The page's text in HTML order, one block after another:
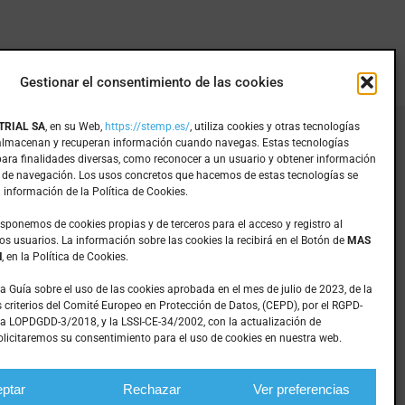
Gestionar el consentimiento de las cookies
SA, en su Web, https://stemp.es/, utiliza cookies y otras tecnologías
y recuperan información cuando navegas. Estas tecnologías
finalidades diversas, como reconocer a un usuario y obtener información
navegación. Los usos concretos que hacemos de estas tecnologías se
información de la Política de Cookies.
de cookies propias y de terceros para el acceso y registro al
usuarios. La información sobre las cookies la recibirá en el Botón de MAS
, en la Política de Cookies.
Guía sobre el uso de las cookies aprobada en el mes de julio de 2023, de la
criterios del Comité Europeo en Protección de Datos, (CEPD), por el RGPD-
LOPDGDD-3/2018, y la LSSI-CE-34/2002, con la actualización de
su consentimiento para el uso de cookies en nuestra web.
Rechazar Ver preferencias
Inicio
Mecanizados
Mantenimiento
Empresa
Productos
Noticias
Contacto
Diseño web: qualitystudio